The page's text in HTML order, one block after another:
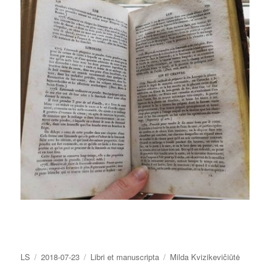
Autorius
LS Paskelbta
2018-07-23 Kategorijos
Libri et manuscripta Žymos
Milda Kvizikevičiūtė